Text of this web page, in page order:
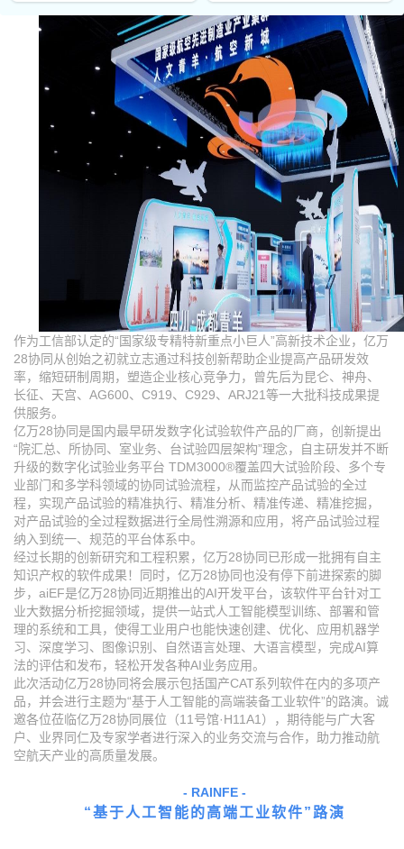
作为工信部认定的“国家级专精特新重点小巨人”高新技术企业，亿万
28协同从创始之初就立志通过科技创新帮助企业提高产品研发效
率，缩短研制周期，塑造企业核心竞争力，曾先后为昆仑、神舟、
长征、天宫、AG600、C919、C929、ARJ21等一大批科技成果提
供服务。
亿万28协同是国内最早研发数字化试验软件产品的厂商，创新提出
“院汇总、所协同、室业务、台试验四层架构”理念，自主研发并不断
升级的数字化试验业务平台 TDM3000®覆盖四大试验阶段、多个专
业部门和多学科领域的协同试验流程，从而监控产品试验的全过
程，实现产品试验的精准执行、精准分析、精准传递、精准挖掘，
对产品试验的全过程数据进行全局性溯源和应用，将产品试验过程
纳入到统一、规范的平台体系中。
经过长期的创新研究和工程积累，亿万28协同已形成一批拥有自主
知识产权的软件成果！
同时，亿万28协同也没有停下前进探索的脚
步，aiEF是亿万28协同近期推出的AI开发平台，该软件平台针对工
业大数据分析挖掘领域，提供一站式人工智能模型训练、部署和管
理的系统和工具，使得工业用户也能快速创建、优化、应用机器学
习、深度学习、图像识别、自然语言处理、大语言模型，完成AI算
法的评估和发布，轻松开发各种AI业务应用。
此次活动亿万28协同将会展示包括国产CAT系列软件在内的多项产
品，并会进行主题为“基于人工智能的高端装备工业软件”的路演。 诚
邀各位莅临亿万28协同展位（11号馆·H11A1），期待能与广大客
户、业界同仁及专家学者进行深入的业务交流与合作，助力推动航
空航天产业的高质量发展。
- RAINFE -
“基于人工智能的高端工业软件”路演